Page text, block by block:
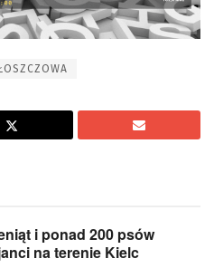
i ponad 200 psów
na terenie Kielc